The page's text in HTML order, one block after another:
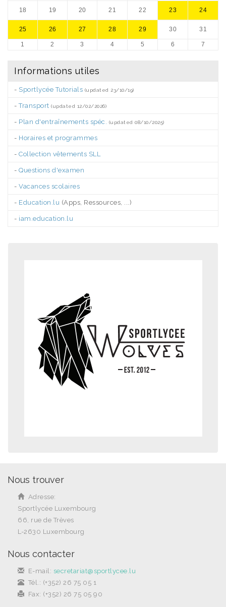
18 19 20 21 22 23 24
25 26 27 28 29 30 31
1 2 3 4 5 6 7
Informations utiles
- Sportlycée Tutorials (updated 23/10/19)
-Transport (updated 12/02/2026)
- Plan d'entraînements spéc. (updated 08/10/2025)
- Horaires et programmes
- Collection vêtements SLL
- Questions d'examen
- Vacances scolaires
- Education.lu (Apps, Ressources, ...)
- iam.education.lu
Nous trouver
Adresse:
Sportlycée Luxembourg
66, rue de Trèves
L-2630 Luxembourg
Nous contacter
E-mail: secretariat@sportlycee.lu
Tél.: (+352) 26 75 05 1
Fax: (+352) 26 75 05 90